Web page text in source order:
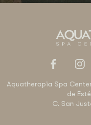
Aquatherapia Spa
de
C. San